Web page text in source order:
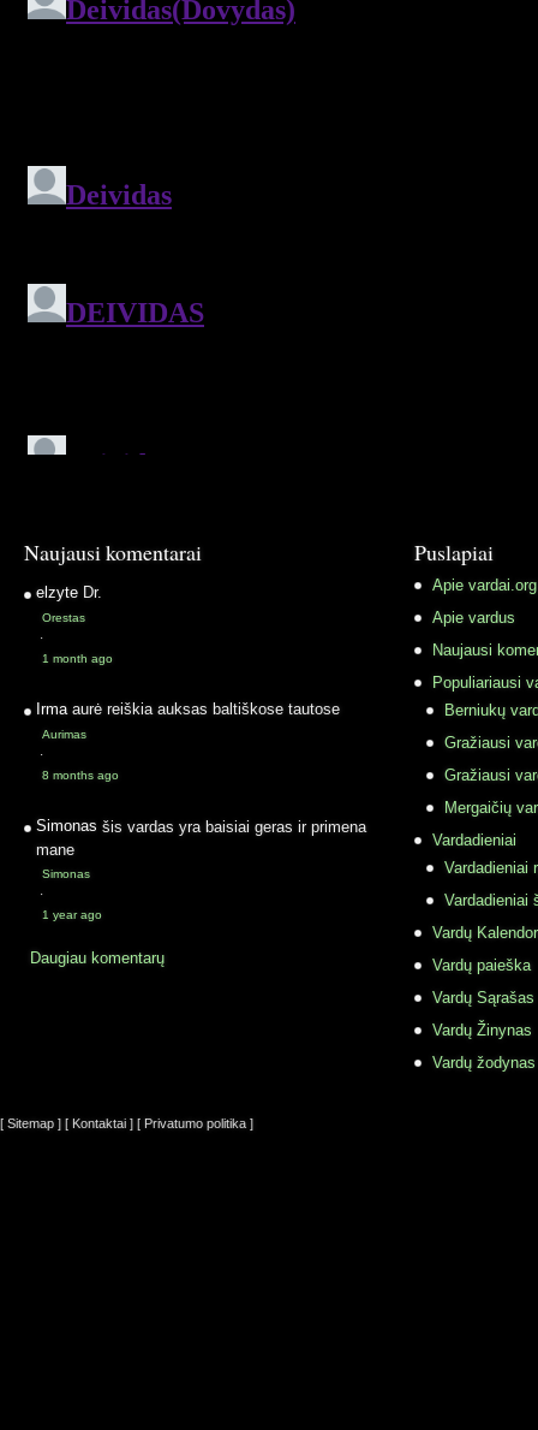
Naujausi komentarai
elzyte Dr.
Orestas
·
1 month ago
Irma aurė reiškia auksas baltiškose tautose
Aurimas
·
8 months ago
Simonas šis vardas yra baisiai geras ir primena
mane
Simonas
·
1 year ago
Daugiau komentarų
Puslapiai
Apie vardai.org
Apie vardus
Naujausi
Populiariausi
Berniukų
Gražiausi
Gražiausi
Mergaičių
Vardadieniai
Vardadieniai
Vardadieniai
Vardų
Vardų paieška
Vardų Sąrašas
Vardų Žinynas
Vardų
[ Sitemap ] [ Kontaktai ] [ Privatumo politika ]